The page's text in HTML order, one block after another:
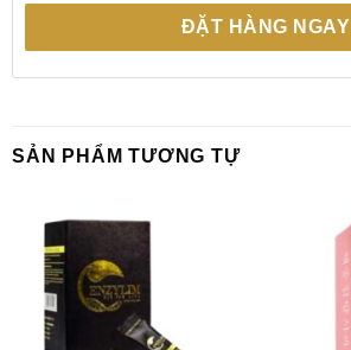
ĐẶT HÀNG NGAY
SẢN PHẨM TƯƠNG TỰ